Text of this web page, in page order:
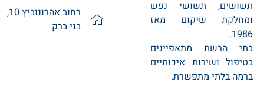
תשושים, תשושי נפש
ומחלקת שיקום מאז
1986.
בתי הרשת מתאפיינים
בטיפול ושירות איכותיים
ברמה בלתי מתפשרת.
רחוב אהרונוביץ 10,
בני ברק